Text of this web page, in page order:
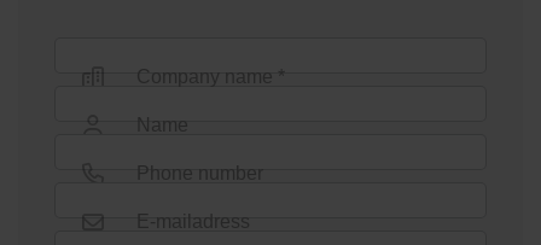
Company name *
Name
Phone number
E-mailadress